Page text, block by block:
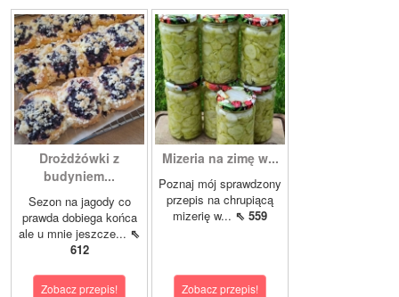
Drożdżówki z
budyniem...
Sezon na jagody co
prawda dobiega końca
ale u mnie jeszcze... ⇖
612
Zobacz przepis!
Mizeria na zimę w...
Poznaj mój sprawdzony
przepis na chrupiącą
mizerię w... ⇖ 559
Zobacz przepis!